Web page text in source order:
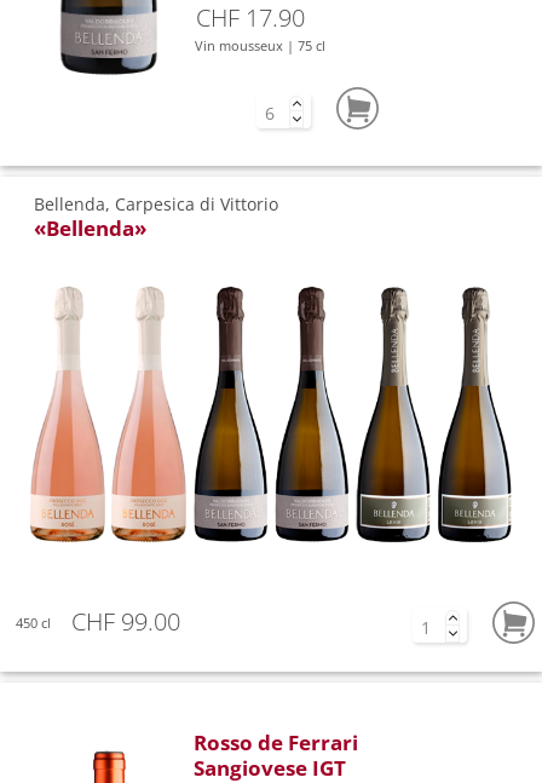
CHF 17.90
Vin mousseux | 75 cl
Bellenda, Carpesica di Vittorio
«Bellenda»
450 cl CHF 99.00
Rosso de Ferrari
Sangiovese IGT